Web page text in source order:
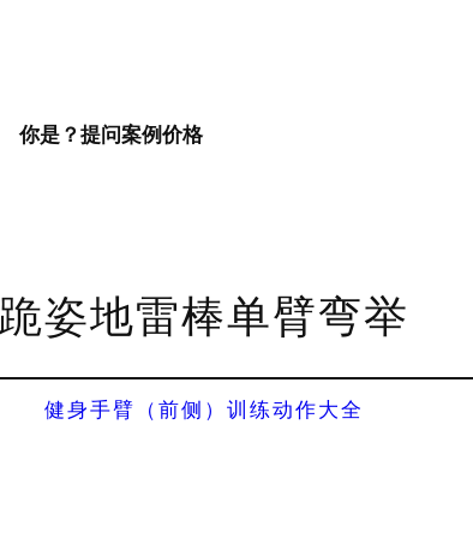
你是？ 提问案例价格
跪姿地雷棒单臂弯举
健身手臂（前侧）训练动作大全